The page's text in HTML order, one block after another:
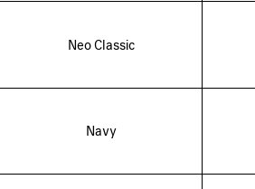
Neo Classic
Navy